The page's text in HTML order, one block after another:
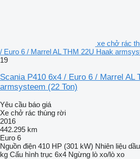
xe chở rác
/ Euro 6 / Marrel AL THM 22U Haak
19
Scania P410 6x4 / Euro 6 / Marrel AL
armsysteem (22 Ton)
Yêu cầu báo giá
Xe chở rác thùng rời
2016
442.295 km
Euro 6
Nguồn điện 410 HP (301 kW) Nhiên liệu
kg Cấu hình trục 6x4 Ngừng lò xo/lò xo